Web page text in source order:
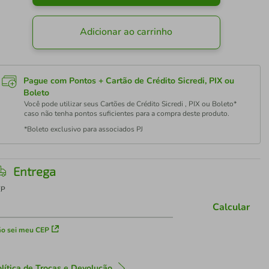
Adicionar ao carrinho
Pague com Pontos + Cartão de Crédito Sicredi, PIX ou
Boleto
Você pode utilizar seus Cartões de Crédito Sicredi , PIX ou Boleto*
caso não tenha pontos suficientes para a compra deste produto.
*Boleto exclusivo para associados PJ
Entrega
sei meu CEP
Calcular